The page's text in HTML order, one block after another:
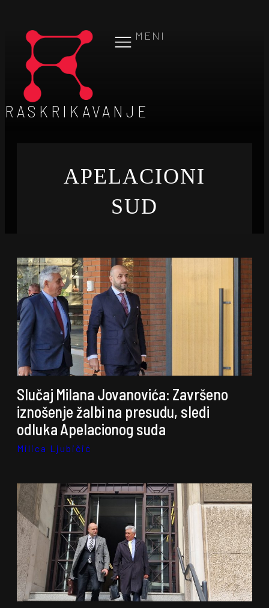
MENI
RASKRIKAVANJE
APELACIONI
SUD
Slučaj Milana Jovanovića: Završeno
iznošenje žalbi na presudu, sledi
odluka Apelacionog suda
Milica Ljubičić